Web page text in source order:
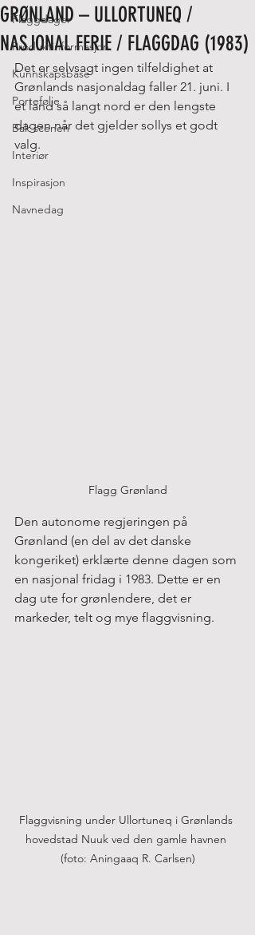
Flaggdager
Produktinformasjon
Kunnskapsbase
Portefølje
Bak scenen
Interiør
Inspirasjon
Navnedag
GRØNLAND – ULLORTUNEQ /
NASJONAL FERIE / FLAGGDAG (1983)
Det er selvsagt ingen tilfeldighet at
Grønlands nasjonaldag faller 21. juni. I
et land så langt nord er den lengste
dagen når det gjelder sollys et godt
valg.
Flagg Grønland
Den autonome regjeringen på
Grønland (en del av det danske
kongeriket) erklærte denne dagen som
en nasjonal fridag i 1983. Dette er en
dag ute for grønlendere, det er
markeder, telt og mye flaggvisning.
Flaggvisning under Ullortuneq i Grønlands
hovedstad Nuuk ved den gamle havnen
(foto: Aningaaq R. Carlsen)